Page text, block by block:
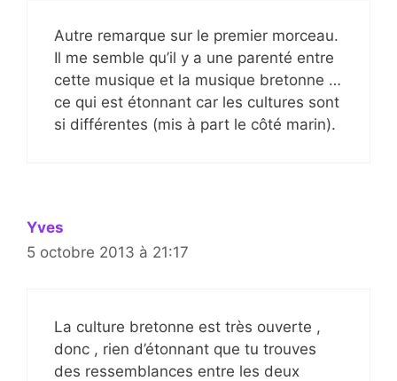
Autre remarque sur le premier morceau.
Il me semble qu’il y a une parenté entre
cette musique et la musique bretonne …
ce qui est étonnant car les cultures sont
si différentes (mis à part le côté marin).
Yves
5 octobre 2013 à 21:17
La culture bretonne est très ouverte ,
donc , rien d’étonnant que tu trouves
des ressemblances entre les deux